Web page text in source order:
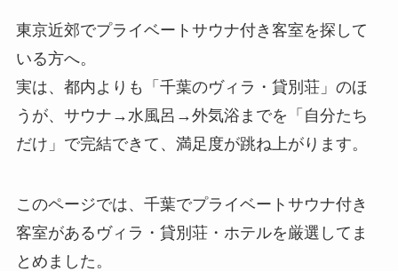
東京近郊でプライベートサウナ付き客室を探して
いる方へ。
実は、都内よりも「千葉のヴィラ・貸別荘」のほ
うが、サウナ→水風呂→外気浴までを「自分たち
だけ」で完結できて、満足度が跳ね上がります。
このページでは、千葉でプライベートサウナ付き
客室があるヴィラ・貸別荘・ホテルを厳選してま
とめました。